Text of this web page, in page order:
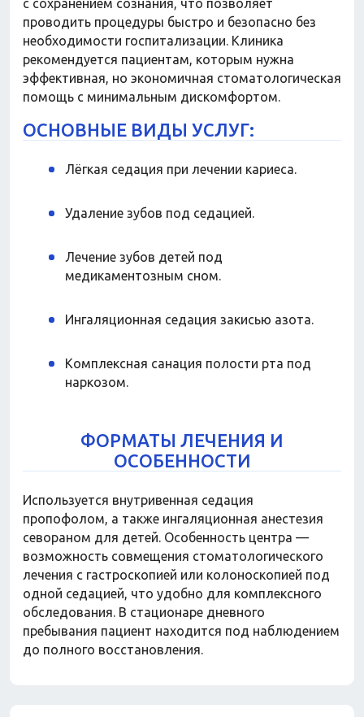
с сохранением сознания, что позволяет
проводить процедуры быстро и безопасно без
необходимости госпитализации. Клиника
рекомендуется пациентам, которым нужна
эффективная, но экономичная стоматологическая
помощь с минимальным дискомфортом.
ОСНОВНЫЕ ВИДЫ УСЛУГ:
Лёгкая седация при лечении кариеса.
Удаление зубов под седацией.
Лечение зубов детей под
медикаментозным сном.
Ингаляционная седация закисью азота.
Комплексная санация полости рта под
наркозом.
ФОРМАТЫ ЛЕЧЕНИЯ И
ОСОБЕННОСТИ
Используется внутривенная седация
пропофолом, а также ингаляционная анестезия
севораном для детей. Особенность центра —
возможность совмещения стоматологического
лечения с гастроскопией или колоноскопией под
одной седацией, что удобно для комплексного
обследования. В стационаре дневного
пребывания пациент находится под наблюдением
до полного восстановления.